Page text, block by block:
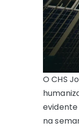
O CHS
na